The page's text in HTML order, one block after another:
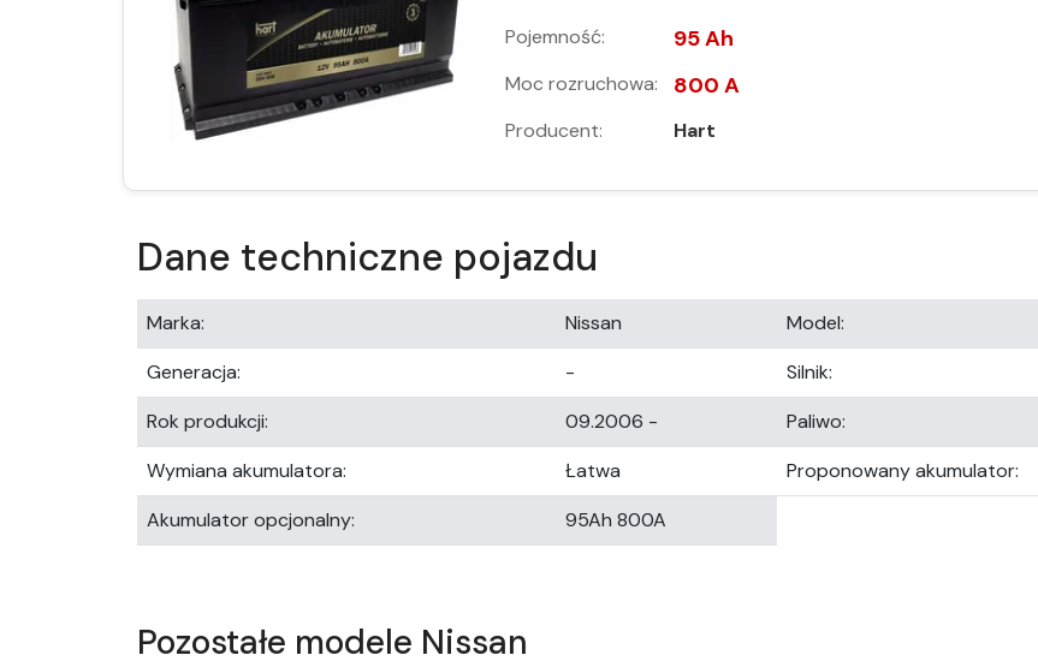
Pojemność: 95 Ah
Moc rozruchowa: 800 A
Producent: Hart
Dane techniczne pojazdu
Marka: Nissan Model:
Generacja:
- Silnik:
Rok produkcji:
09.2006 - Paliwo:
Wymiana akumulatora:
Łatwa Proponowany akumulator:
Akumulator opcjonalny:
95Ah 800A
Pozostałe modele Nissan